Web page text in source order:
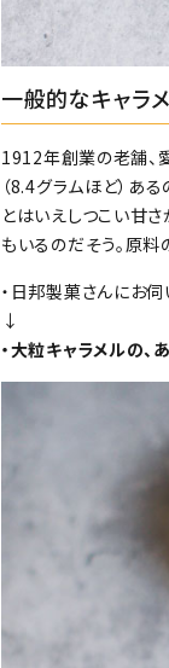
一般的なキャラ
1912年創業の老舗、
（8.4グラムほど）あ
とはいえしつこい甘さ
もいるのだそう。原
・日邦製菓さんにお伺
↓
・大粒キャラメルの、